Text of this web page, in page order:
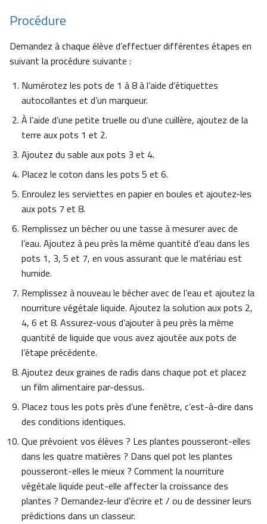
Procédure
Demandez à chaque élève d’effectuer différentes étapes en
suivant la procédure suivante :
Numérotez les pots de 1 à 8 à l’aide d’étiquettes
autocollantes et d’un marqueur.
À l’aide d’une petite truelle ou d’une cuillère, ajoutez de la
terre aux pots 1 et 2.
Ajoutez du sable aux pots 3 et 4.
Placez le coton dans les pots 5 et 6.
Enroulez les serviettes en papier en boules et ajoutez-les
aux pots 7 et 8.
Remplissez un bécher ou une tasse à mesurer avec de
l’eau. Ajoutez à peu près la même quantité d’eau dans les
pots 1, 3, 5 et 7, en vous assurant que le matériau est
humide.
Remplissez à nouveau le bécher avec de l’eau et ajoutez la
nourriture végétale liquide. Ajoutez la solution aux pots 2,
4, 6 et 8. Assurez-vous d’ajouter à peu près la même
quantité de liquide que vous avez ajoutée aux pots de
l’étape précédente.
Ajoutez deux graines de radis dans chaque pot et placez
un film alimentaire par-dessus.
Placez tous les pots près d’une fenêtre, c’est-à-dire dans
des conditions identiques.
Que prévoient vos élèves ? Les plantes pousseront-elles
dans les quatre matières ? Dans quel pot les plantes
pousseront-elles le mieux ? Comment la nourriture
végétale liquide peut-elle affecter la croissance des
plantes ? Demandez-leur d’écrire et / ou de dessiner leurs
prédictions dans un classeur.